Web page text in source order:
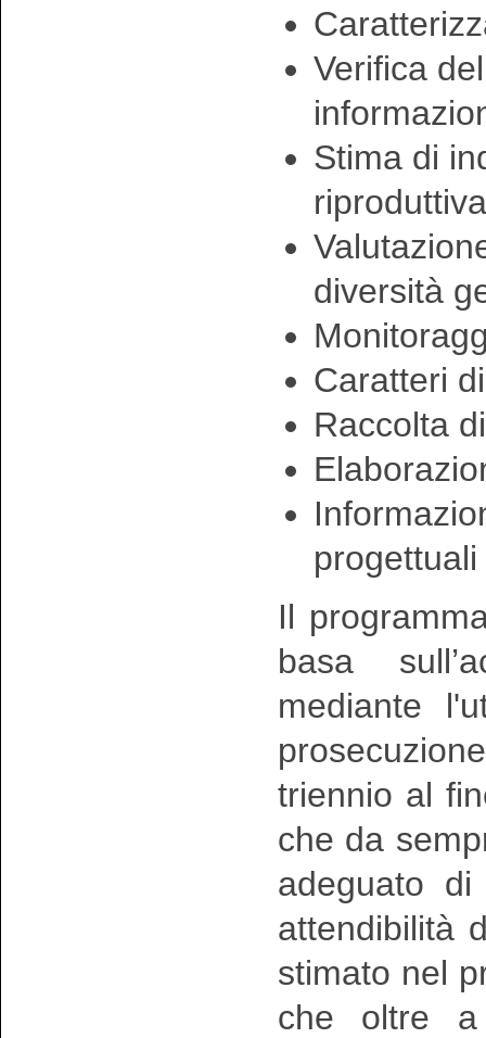
Verifica
Stima di
riproduttiva
diversità
Caratteri
Raccolta
progettuali
Il
basa
mediante
triennio al
che da
adeguato
attendibilità
stimato nel
che oltre a